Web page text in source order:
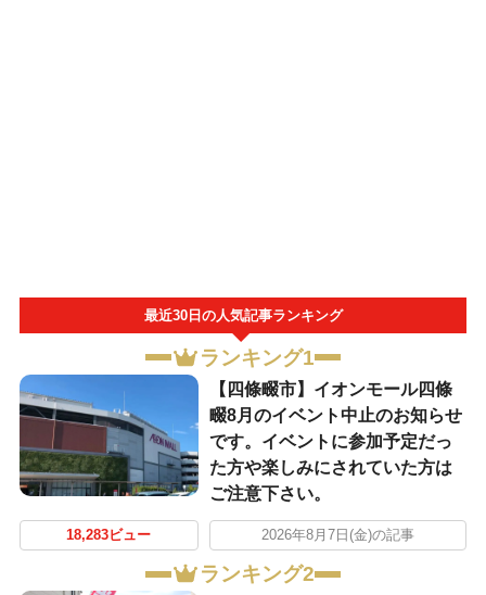
最近30日の人気記事ランキング
ランキング1
【四條畷市】イオンモール四條
畷8月のイベント中止のお知らせ
です。イベントに参加予定だっ
た方や楽しみにされていた方は
ご注意下さい。
18,283ビュー 2026年8月7日(金)の記事
ランキング2